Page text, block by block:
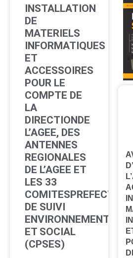
INSTALLATION
DE
MATERIELS
INFORMATIQUES
ET
ACCESSOIRES
POUR LE
COMPTE DE
LA
DIRECTIONDE
L’AGEE, DES
ANTENNES
REGIONALES
DE L’AGEE ET
LES 33
DE SUIVI
ENVIRONNEMENTAL
ET SOCIAL
(CPSES)